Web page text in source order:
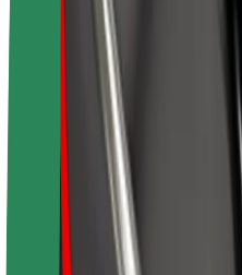
Karijere
O platformi Bolt
Održivost uz Bolt
Projekt nula
Blog
Novosti